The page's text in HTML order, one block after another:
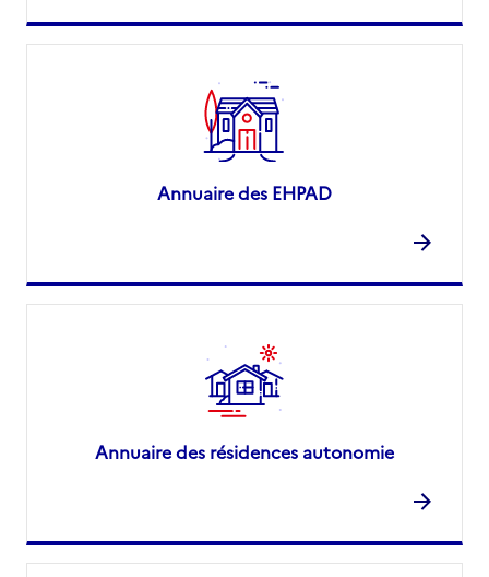
Annuaire des EHPAD
Annuaire des résidences autonomie